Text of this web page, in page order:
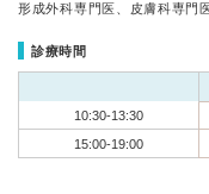
形成外科専門医、皮膚科専門
診療時間
10:30-13:30
15:00-19:00